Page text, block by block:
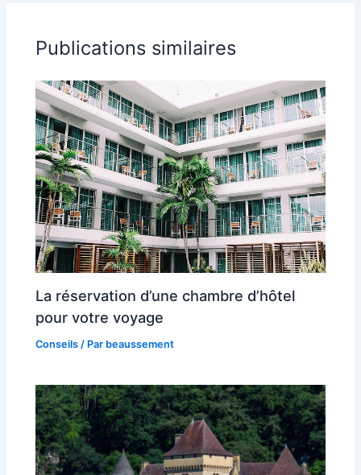
Publications similaires
La réservation d’une chambre d’hôtel
pour votre voyage
Conseils / Par beaussement